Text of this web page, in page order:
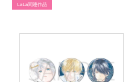
LaLa関連作品